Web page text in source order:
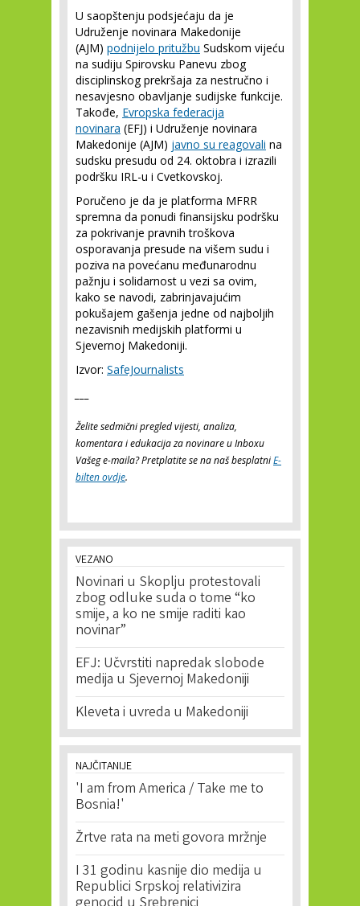
U saopštenju podsjećaju da je
Udruženje novinara Makedonije
(AJM) podnijelo pritužbu Sudskom vijeću
na sudiju Spirovsku Panevu zbog
disciplinskog prekršaja za nestručno i
nesavjesno obavljanje sudijske funkcije.
Takođe, Evropska federacija
novinara (EFJ) i Udruženje novinara
Makedonije (AJM) javno su reagovali na
sudsku presudu od 24. oktobra i izrazili
podršku IRL-u i Cvetkovskoj.
Poručeno je da je platforma MFRR
spremna da ponudi finansijsku podršku
za pokrivanje pravnih troškova
osporavanja presude na višem sudu i
poziva na povećanu međunarodnu
pažnju i solidarnost u vezi sa ovim,
kako se navodi, zabrinjavajućim
pokušajem gašenja jedne od najboljih
nezavisnih medijskih platformi u
Sjevernoj Makedoniji.
Izvor: SafeJournalists
Želite sedmični pregled vijesti, analiza,
komentara i edukacija za novinare u Inboxu
Vašeg e-maila? Pretplatite se na naš besplatniE-
bilten ovdje.
VEZANO
Novinari u Skoplju protestovali
zbog odluke suda o tome “ko
smije, a ko ne smije raditi kao
novinar”
EFJ: Učvrstiti napredak slobode
medija u Sjevernoj Makedoniji
Kleveta i uvreda u Makedoniji
NAJČITANIJE
'I am from America / Take me to
Bosnia!'
Žrtve rata na meti govora mržnje
I 31 godinu kasnije dio medija u
Republici Srpskoj relativizira